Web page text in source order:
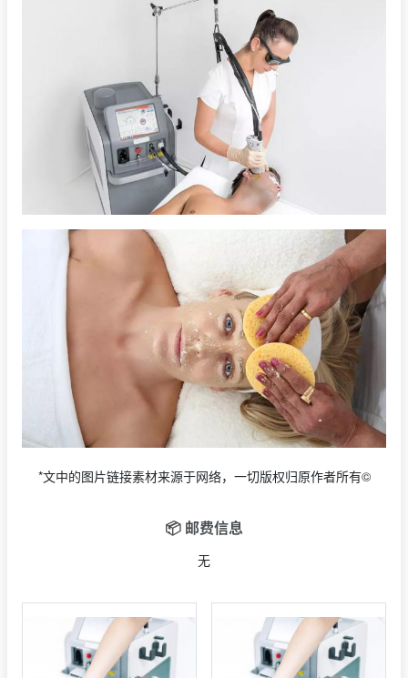
*文中的图片链接素材来源于网络，一切版权归原作者所有©
📦 邮费信息
无